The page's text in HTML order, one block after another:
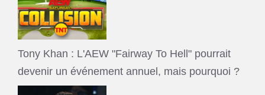
Tony Khan : L'AEW "Fairway To Hell" pourrait
devenir un événement annuel, mais pourquoi ?